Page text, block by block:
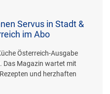
Servus in Stadt &
im Abo
Österreich-Ausgabe
Das Magazin wartet mit
und herzhaften